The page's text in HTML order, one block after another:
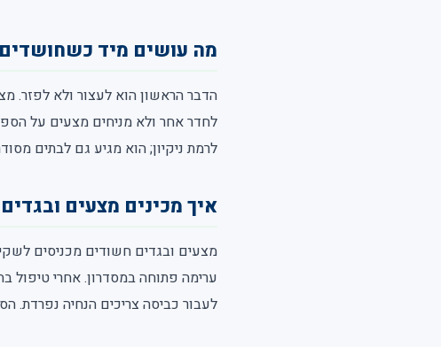
מה עושים מיד
הדבר הראשון הוא לעצור ולא לפזר.
לחדר אחר ולא מניחים מצעים על
לרמת ניקיון; הוא מגיע גם לבתים
איך מכינים מצעים ובגדים
מצעים ובגדים חשודים מכניסים
ערימה פתוחה במסדרון. אחרי טיפול
לעבור כביסה צריכים הנחיה נפרדת.